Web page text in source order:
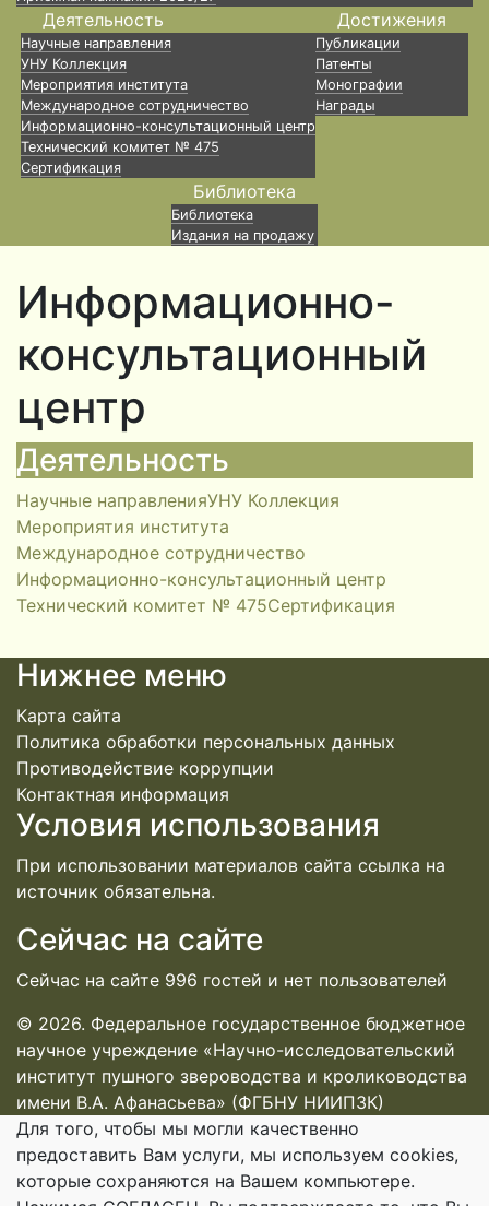
Деятельность
Научные направления
УНУ Коллекция
Мероприятия института
Международное сотрудничество
Информационно-консультационный центр
Технический комитет № 475
Сертификация
Достижения
Публикации
Патенты
Монографии
Награды
Библиотека
Библиотека
Издания на продажу
Деятельность
Научные направленияУНУ Коллекция
Мероприятия института
Международное сотрудничество
Информационно-консультационный центр
Технический комитет № 475Сертификация
Информационно-
консультационный
центр
Нижнее меню
Карта сайта
Политика обработки персональных данных
Противодействие коррупции
Контактная информация
Условия использования
При использовании материалов сайта ссылка на
источник обязательна.
Сейчас на сайте
Сейчас на сайте 996 гостей и нет пользователей
© 2026. Федеральное государственное бюджетное
научное учреждение «Научно-исследовательский
институт пушного звероводства и кролиководства
имени В.А. Афанасьева» (ФГБНУ НИИПЗК)
Для того, чтобы мы могли качественно
предоставить Вам услуги, мы используем cookies,
которые сохраняются на Вашем компьютере.